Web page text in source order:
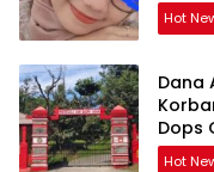
Hot
Dana
Dops
Hot